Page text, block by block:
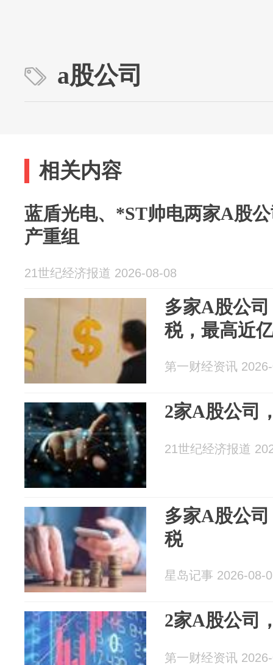
a股公司
相关内容
蓝盾光电、*ST帅电两家A股
产重组
21世纪经济报道 2026-08-08
多家A股公
税，最高近
第一财经资讯
2家A股公司
21世纪经济报道
多家A股公
税
星岛记事 2026-08-
2家A股公司
第一财经资讯